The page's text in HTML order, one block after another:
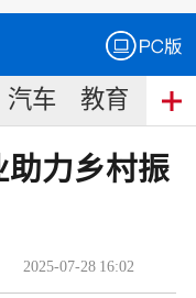
汽车 教育 食
力乡村振
2025-07-28 16:02